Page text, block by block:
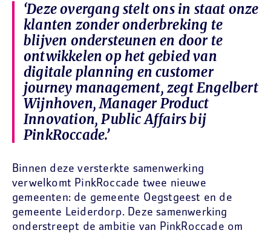
‘Deze overgang stelt ons in staat onze
klanten zonder onderbreking te
blijven ondersteunen en door te
ontwikkelen op het gebied van
digitale planning en customer
journey management, zegt Engelbert
Wijnhoven, Manager Product
Innovation, Public Affairs bij
PinkRoccade.’
Binnen deze versterkte samenwerking
verwelkomt PinkRoccade twee nieuwe
gemeenten: de gemeente Oegstgeest en de
gemeente Leiderdorp. Deze samenwerking
onderstreept de ambitie van PinkRoccade om